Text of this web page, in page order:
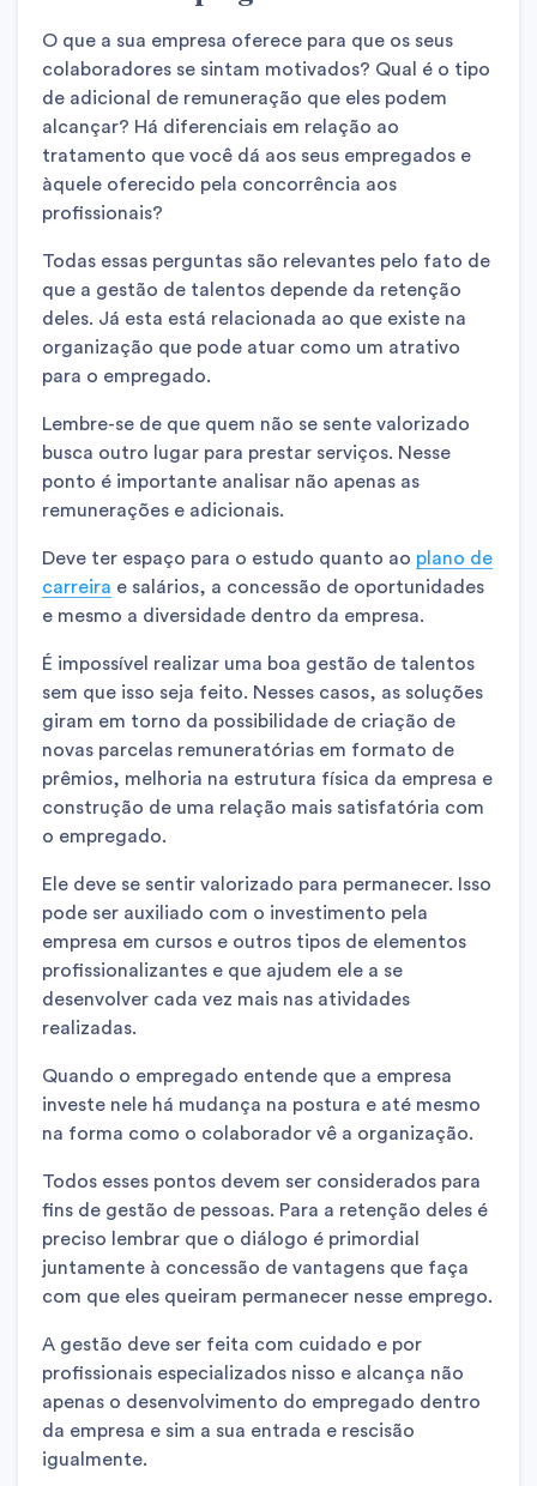
O que a sua empresa oferece para que os seus
colaboradores se sintam motivados? Qual é o tipo
de adicional de remuneração que eles podem
alcançar? Há diferenciais em relação ao
tratamento que você dá aos seus empregados e
àquele oferecido pela concorrência aos
profissionais?
Todas essas perguntas são relevantes pelo fato de
que a gestão de talentos depende da retenção
deles. Já esta está relacionada ao que existe na
organização que pode atuar como um atrativo
para o empregado.
Lembre-se de que quem não se sente valorizado
busca outro lugar para prestar serviços. Nesse
ponto é importante analisar não apenas as
remunerações e adicionais.
Deve ter espaço para o estudo quanto ao plano de
carreira e salários, a concessão de oportunidades
e mesmo a diversidade dentro da empresa.
É impossível realizar uma boa gestão de talentos
sem que isso seja feito. Nesses casos, as soluções
giram em torno da possibilidade de criação de
novas parcelas remuneratórias em formato de
prêmios, melhoria na estrutura física da empresa e
construção de uma relação mais satisfatória com
o empregado.
Ele deve se sentir valorizado para permanecer. Isso
pode ser auxiliado com o investimento pela
empresa em cursos e outros tipos de elementos
profissionalizantes e que ajudem ele a se
desenvolver cada vez mais nas atividades
realizadas.
Quando o empregado entende que a empresa
investe nele há mudança na postura e até mesmo
na forma como o colaborador vê a organização.
Todos esses pontos devem ser considerados para
fins de gestão de pessoas. Para a retenção deles é
preciso lembrar que o diálogo é primordial
juntamente à concessão de vantagens que faça
com que eles queiram permanecer nesse emprego.
A gestão deve ser feita com cuidado e por
profissionais especializados nisso e alcança não
apenas o desenvolvimento do empregado dentro
da empresa e sim a sua entrada e rescisão
igualmente.